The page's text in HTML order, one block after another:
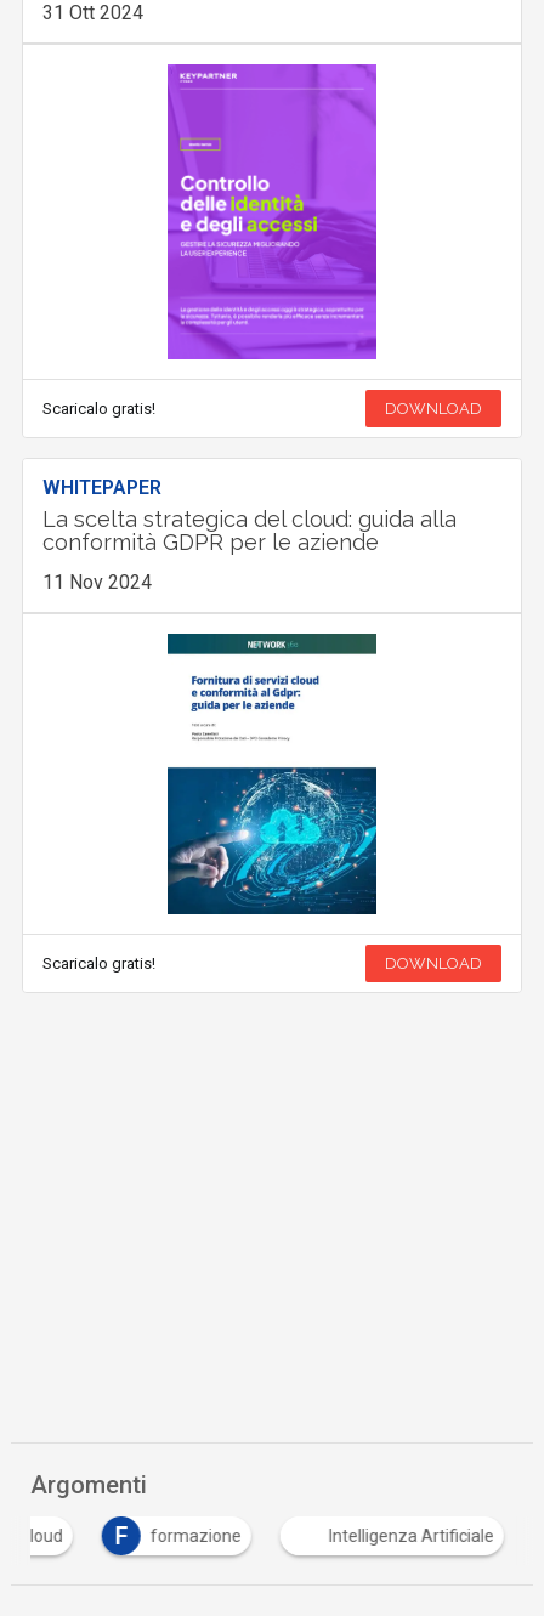
31 Ott 2024
Scaricalo gratis! DOWNLOAD
WHITEPAPER
La scelta strategica del cloud: guida alla
conformità GDPR per le aziende
11 Nov 2024
Scaricalo gratis! DOWNLOAD
Argomenti
cloud F formazione Intelligenza Artificiale